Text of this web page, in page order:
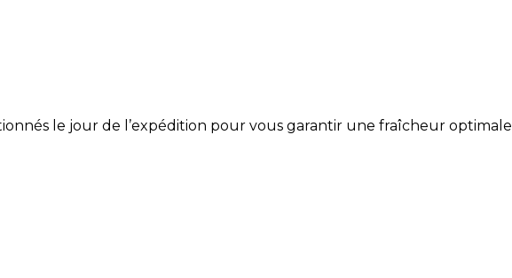
le jour de l’expédition pour vous garantir une fraîcheur optimale